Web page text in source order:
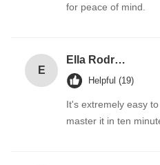
for peace of mind.
E
Ella Rodriguez
Helpful (19)
It's extremely easy
master it in ten